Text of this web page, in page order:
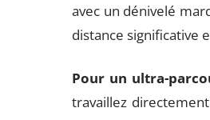
avec un dénivelé
distance significative
Pour un ultra-
travaillez